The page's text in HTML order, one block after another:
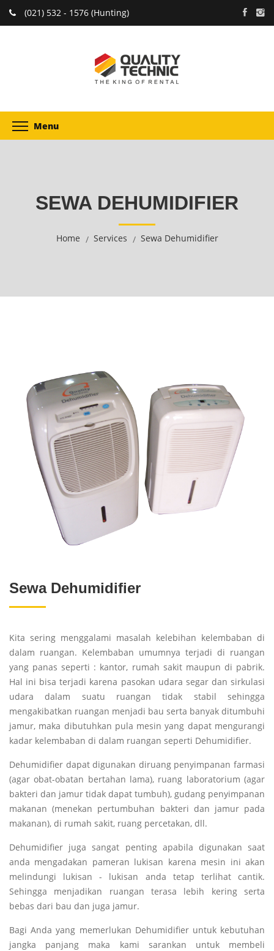
(021) 532 - 1576 (Hunting)
Menu
SEWA DEHUMIDIFIER
Home Services Sewa Dehumidifier
Sewa Dehumidifier
Kita sering menggalami masalah kelebihan kelembaban di
dalam ruangan. Kelembaban umumnya terjadi di ruangan
yang panas seperti : kantor, rumah sakit maupun di pabrik.
Hal ini bisa terjadi karena pasokan udara segar dan sirkulasi
udara dalam suatu ruangan tidak stabil sehingga
mengakibatkan ruangan menjadi bau serta banyak ditumbuhi
jamur, maka dibutuhkan pula mesin yang dapat mengurangi
kadar kelembaban di dalam ruangan seperti Dehumidifier.
Dehumidifier dapat digunakan diruang penyimpanan farmasi
(agar obat-obatan bertahan lama), ruang laboratorium (agar
bakteri dan jamur tidak dapat tumbuh), gudang penyimpanan
makanan (menekan pertumbuhan bakteri dan jamur pada
makanan), di rumah sakit, ruang percetakan, dll.
Dehumidifier juga sangat penting apabila digunakan saat
anda mengadakan pameran lukisan karena mesin ini akan
melindungi lukisan - lukisan anda tetap terlihat cantik.
Sehingga menjadikan ruangan terasa lebih kering serta
bebas dari bau dan juga jamur.
Bagi Anda yang memerlukan Dehumidifier untuk kebutuhan
jangka panjang maka kami sarankan untuk membeli